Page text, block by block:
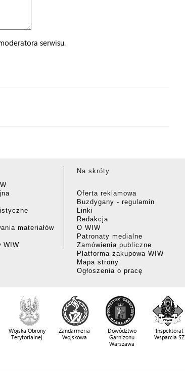
serwisu.
materiałów
WIW
Na skróty
Oferta reklamowa
Buzdygany - regulamin
Linki
Redakcja
O WIW
Patronaty medialne
Zamówienia publiczne
Platforma zakupowa WIW
Mapa strony
Ogłoszenia o pracę
Wojska Obrony
Terytorialnej
Żandarmeria
Wojskowa
Dowództwo
Garnizonu
Warszawa
Inspektorat
Wsparcia SZ